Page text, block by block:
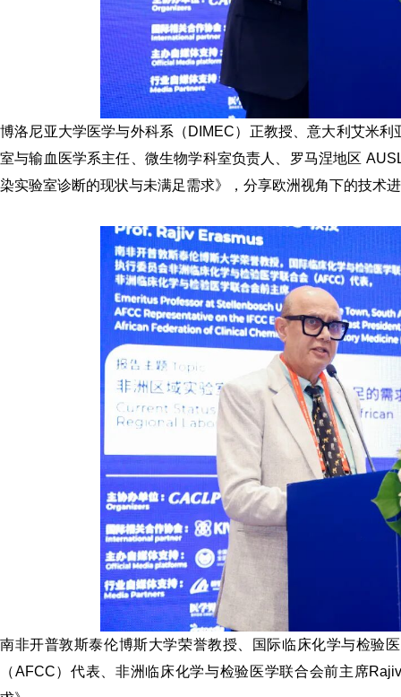
博洛尼亚大学医学与外科系（DIMEC）正教授、意大利艾米
室与输血医学系主任、微生物学科室负责人、罗马涅地区
染实验室诊断的现状与未满足需求》，分享欧洲视角下的技术
南非开普敦斯泰伦博斯大学荣誉教授、国际临床化学与检验
（AFCC）代表、非洲临床化学与检验医学联合会前主席